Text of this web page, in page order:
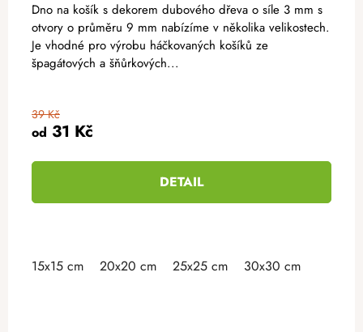
od 31 Kč
39 Kč
DETAIL
Dno na košík s dekorem dubového dřeva o síle 3 mm s
otvory o průměru 9 mm nabízíme v několika velikostech.
Je vhodné pro výrobu háčkovaných košíků ze
špagátových a šňůrkových...
15x15 cm 20x20 cm 25x25 cm 30x30 cm